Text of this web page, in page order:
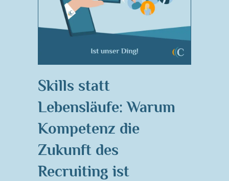
Skills statt
Lebensläufe: Warum
Kompetenz die
Zukunft des
Recruiting ist